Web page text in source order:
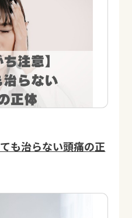
も治らない頭痛の正